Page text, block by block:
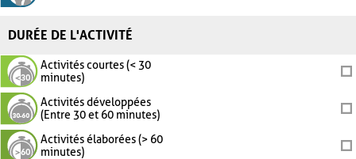
DURÉE DE L'ACTIVITÉ
Activités courtes (< 30
minutes)
Activités développées
(Entre 30 et 60 minutes)
Activités élaborées (> 60
minutes)